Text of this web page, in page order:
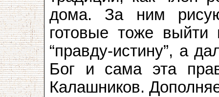
дома. За ним
готовые тоже
“правду-истину”, а
Бог и сама эта
Калашников.